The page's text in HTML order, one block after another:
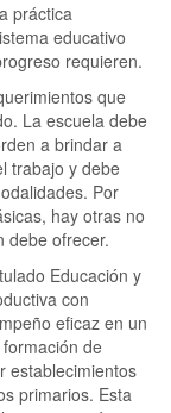
práctica
educativo
requieren.
que
La escuela debe
a brindar a
trabajo y debe
Por
hay otras no
debe ofrecer.
Educación y
con
eficaz en un
de
establecimientos
primarios. Esta